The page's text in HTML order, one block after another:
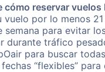
cómo reservar
vuelo por lo menos
semana para evitar
durante tráfico
para buscar
fechas “flexibles”